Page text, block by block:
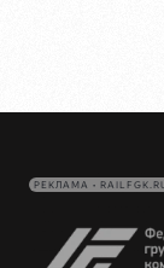
РЕКЛАМА •